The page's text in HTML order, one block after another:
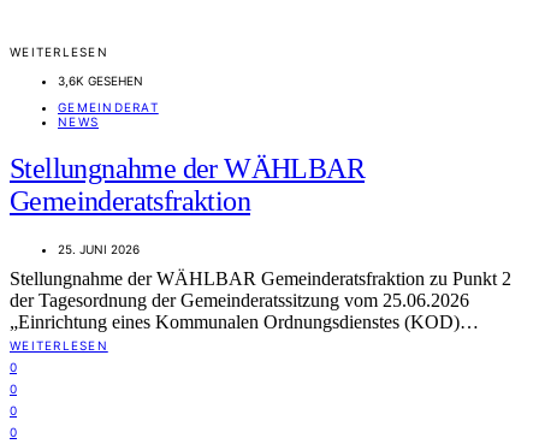
WEITERLESEN
3,6K GESEHEN
GEMEINDERAT
NEWS
Stellungnahme der WÄHLBAR
Gemeinderatsfraktion
25. JUNI 2026
Stellungnahme der WÄHLBAR Gemeinderatsfraktion zu Punkt 2
der Tagesordnung der Gemeinderatssitzung vom 25.06.2026
„Einrichtung eines Kommunalen Ordnungsdienstes (KOD)…
WEITERLESEN
0
0
0
0